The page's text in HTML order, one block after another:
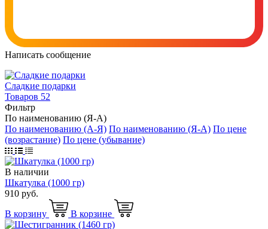
Написать сообщение
Cладкие подарки
Товаров 52
Фильтр
По наименованию (Я-А)
По наименованию (А-Я) По наименованию (Я-А) По цене
(возрастание) По цене (убывание)
В наличии
Шкатулка (1000 гр)
910 руб.
В корзину
В корзине